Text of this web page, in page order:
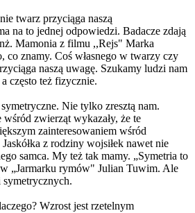
twarz przyciąga naszą
na to jednej odpowiedzi. Badacze zdają
Mamonia z filmu ,,Rejs" Marka
znamy. Coś własnego w twarzy czy
naszą uwagę. Szukamy ludzi nam
często też fizycznie.
Nie tylko zresztą nam.
zwierząt wykazały, że te
zainteresowaniem wśród
z rodziny wojsiłek nawet nie
samca. My też tak mamy. „Symetria to
„Jarmarku rymów" Julian Tuwim. Ale
Wzrost jest rzetelnym